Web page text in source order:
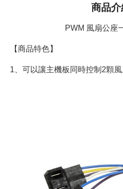
商品介
PWM 風扇公座
【商品特色】
1、可以讓主機板同時控制2顆風